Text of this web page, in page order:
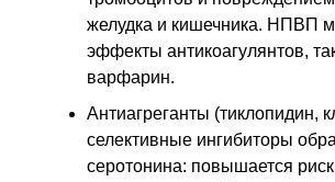
желудка и кишечника. НПВП
эффекты антикоагулянтов,
варфарин.
Антиагреганты (тиклопидин,
селективные ингибиторы
серотонина: повышается